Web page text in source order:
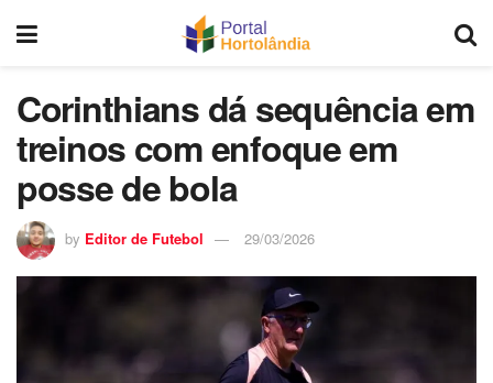
Corinthians dá sequência em
treinos com enfoque em
posse de bola
by Editor de Futebol 29/03/2026